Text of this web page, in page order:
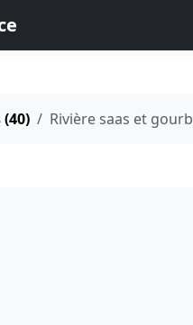
Rivière saas et